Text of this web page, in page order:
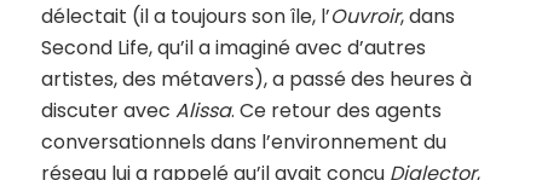
délectait (il a toujours son île, l’Ouvroir, dans
Second Life, qu’il a imaginé avec d’autres
artistes, des métavers), a passé des heures à
discuter avec Alissa. Ce retour des agents
conversationnels dans l’environnement du
réseau lui a rappelé qu’il avait conçu Dialector,